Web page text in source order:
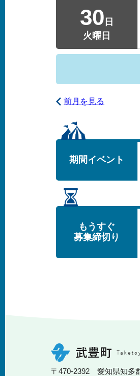
30 日
火曜日
前月を見る
期間イベント
もうすぐ
募集締切り
〒470-2392 愛知県知多